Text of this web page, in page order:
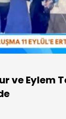
ve Eylem